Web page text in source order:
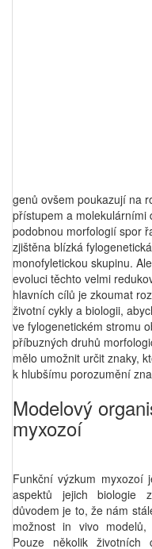
genů ovšem poukazují na
přístupem a molekulárními
podobnou morfologií spor
zjištěna blízká
monofyletickou skupinu.
evoluci těchto velmi
hlavních cílů je zkoumat
životní cykly a biologii,
ve fylogenetickém stromu
příbuzných druhů
mělo umožnit určit znaky,
k hlubšímu porozumění
Modelový
myxozoí
Funkční výzkum
aspektů jejich biologie
důvodem je to, že nám
možnost in vivo
Pouze několik